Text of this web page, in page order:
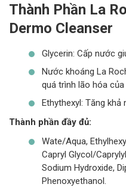
Thành Phần La
Dermo Cleanser
Glycerin: Cấp nước
Nước khoáng La
quá trình lão hóa của
Ethythexyl: Tăng
Thành phần đầy đủ:
Wate/Aqua,
Capryl Glycol/
Sodium Hydroxide,
Phenoxyethanol.